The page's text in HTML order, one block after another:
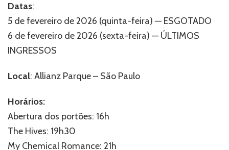
Datas:
5 de fevereiro de 2026 (quinta-feira) — ESGOTADO
6 de fevereiro de 2026 (sexta-feira) — ÚLTIMOS
INGRESSOS
Local: Allianz Parque – São Paulo
Horários:
Abertura dos portões: 16h
The Hives: 19h30
My Chemical Romance: 21h